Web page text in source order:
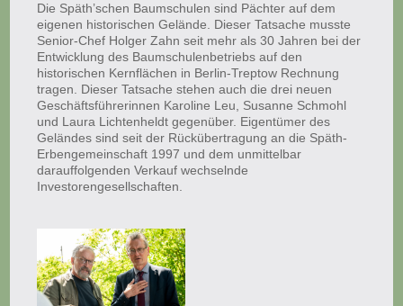
Die Späth’schen Baumschulen sind Pächter auf dem
eigenen historischen Gelände. Dieser Tatsache musste
Senior-Chef Holger Zahn seit mehr als 30 Jahren bei der
Entwicklung des Baumschulenbetriebs auf den
historischen Kernflächen in Berlin-Treptow Rechnung
tragen. Dieser Tatsache stehen auch die drei neuen
Geschäftsführerinnen Karoline Leu, Susanne Schmohl
und Laura Lichtenheldt gegenüber. Eigentümer des
Geländes sind seit der Rückübertragung an die Späth-
Erbengemeinschaft 1997 und dem unmittelbar
darauffolgenden Verkauf wechselnde
Investorengesellschaften.